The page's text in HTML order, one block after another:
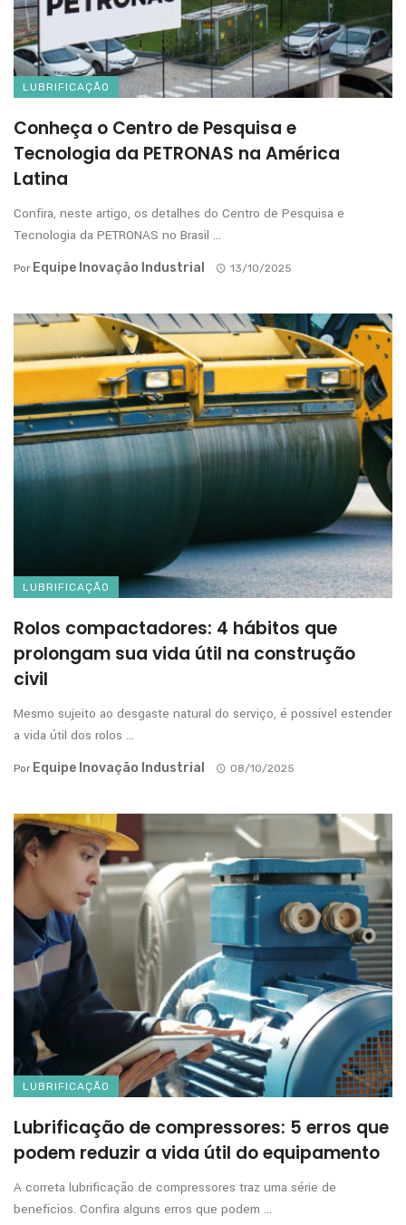
LUBRIFICAÇÃO
Conheça o Centro de Pesquisa e
Tecnologia da PETRONAS na América
Latina
Confira, neste artigo, os detalhes do Centro de Pesquisa e
Tecnologia da PETRONAS no Brasil ...
Por Equipe Inovação Industrial 13/10/2025
LUBRIFICAÇÃO
Rolos compactadores: 4 hábitos que
prolongam sua vida útil na construção
civil
Mesmo sujeito ao desgaste natural do serviço, é possível estender
a vida útil dos rolos ...
Por Equipe Inovação Industrial 08/10/2025
LUBRIFICAÇÃO
Lubrificação de compressores: 5 erros que
podem reduzir a vida útil do equipamento
A correta lubrificação de compressores traz uma série de
benefícios. Confira alguns erros que podem ...